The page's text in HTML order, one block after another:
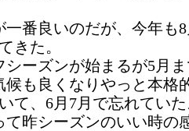
一番良いのだが、今年も
きた。
シーズンが始まるが5月
候も良くなりやっと本格
て、6月7月で忘れてい
て昨シーズンのいい時の